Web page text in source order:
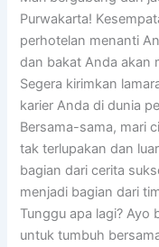
Purwakarta!
perhotelan menanti
dan bakat Anda akan
Segera kirimkan
karier Anda di dunia
Bersama-sama, mari
tak terlupakan dan
bagian dari cerita
menjadi bagian dari
Tunggu apa lagi? Ayo
untuk tumbuh